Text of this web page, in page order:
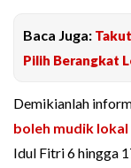
Baca Juga:
Pilih Berangkat
Demikianlah
boleh mudik lokal
Idul Fitri 6 hingga